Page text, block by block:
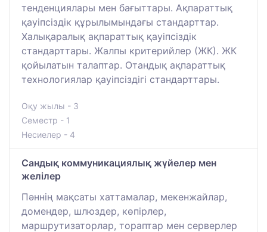
тенденциялары мен бағыттары. Ақпараттық
қауіпсіздік құрылымындағы стандарттар.
Халықаралық ақпараттық қауіпсіздік
стандарттары. Жалпы критерийлер (ЖК). ЖК
қойылатын талаптар. Отандық ақпараттық
технологиялар қауіпсіздігі стандарттары.
Оқу жылы - 3
Семестр - 1
Несиелер - 4
Сандық коммуникациялық жүйелер мен
желілер
Пәннің мақсаты хаттамалар, мекенжайлар,
домендер, шлюздер, көпірлер,
маршрутизаторлар, тораптар мен серверлер